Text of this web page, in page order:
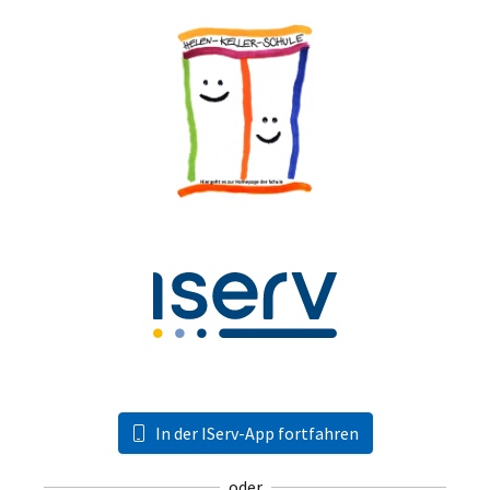
In der IServ-App fortfahren